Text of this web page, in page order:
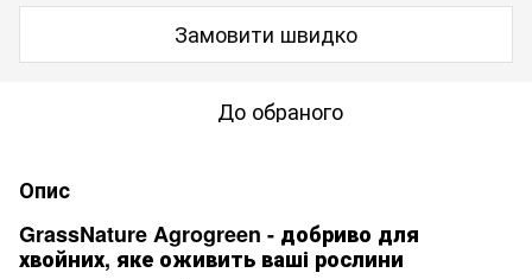
Замовити швидко
До обраного
Опис
GrassNatureAgrogreen - добриво для
хвойних, яке оживить ваші рослини